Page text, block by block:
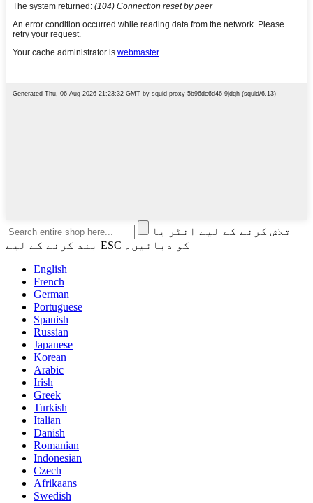
تلاش کرنے کے لیے انٹر یا
بند کرنے کے لیے ESC کو دبائیں۔
English
French
German
Portuguese
Spanish
Russian
Japanese
Korean
Arabic
Irish
Greek
Turkish
Italian
Danish
Romanian
Indonesian
Czech
Afrikaans
Swedish